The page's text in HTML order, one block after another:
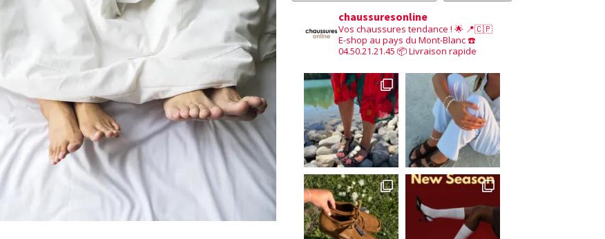
chaussuresonline
Vos chaussures tendance ! 🌟 📍🇨🇵
E-shop au pays du Mont-Blanc☎️
04.50.21.21.45 📦 Livraison rapide